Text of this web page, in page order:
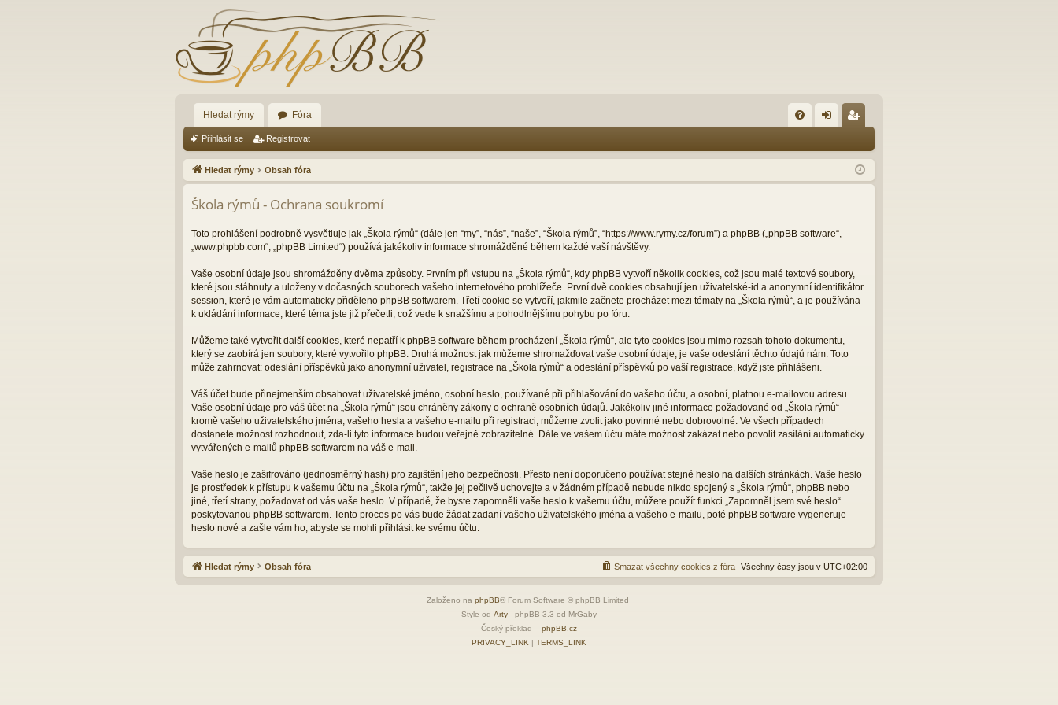
Hledat rýmy Fóra
Q lá
sit
ist
ro
Přihlásit se Registrovat
Hledat rýmy Obsah fóra
Škola rýmů - Ochrana soukromí
Toto prohlášení podrobně vysvětluje jak „Škola rýmů“ (dále jen “my”, “nás”, “naše”, “Škola rýmů”, “https://www.rymy.cz/forum”) a phpBB („phpBB software“,
„www.phpbb.com“, „phpBB Limited“) používá jakékoliv informace shromážděné během každé vaší návštěvy.
Vaše osobní údaje jsou shromážděny dvěma způsoby. Prvním při vstupu na „Škola rýmů“, kdy phpBB vytvoří několik cookies, což jsou malé textové soubory,
které jsou stáhnuty a uloženy v dočasných souborech vašeho internetového prohlížeče. První dvě cookies obsahují jen uživatelské-id a anonymní identifikátor
session, které je vám automaticky přiděleno phpBB softwarem. Třetí cookie se vytvoří, jakmile začnete procházet mezi tématy na „Škola rýmů“, a je používána
k ukládání informace, které téma jste již přečetli, což vede k snažšímu a pohodlnějšímu pohybu po fóru.
Můžeme také vytvořit další cookies, které nepatří k phpBB software během procházení „Škola rýmů“, ale tyto cookies jsou mimo rozsah tohoto dokumentu,
který se zaobírá jen soubory, které vytvořilo phpBB. Druhá možnost jak můžeme shromažďovat vaše osobní údaje, je vaše odeslání těchto údajů nám. Toto
může zahrnovat: odeslání příspěvků jako anonymní uživatel, registrace na „Škola rýmů“ a odeslání příspěvků po vaší registrace, když jste přihlášeni.
Váš účet bude přinejmenším obsahovat uživatelské jméno, osobní heslo, používané při přihlašování do vašeho účtu, a osobní, platnou e-mailovou adresu.
Vaše osobní údaje pro váš účet na „Škola rýmů“ jsou chráněny zákony o ochraně osobních údajů. Jakékoliv jiné informace požadované od „Škola rýmů“
kromě vašeho uživatelského jména, vašeho hesla a vašeho e-mailu při registraci, můžeme zvolit jako povinné nebo dobrovolné. Ve všech případech
dostanete možnost rozhodnout, zda-li tyto informace budou veřejně zobrazitelné. Dále ve vašem účtu máte možnost zakázat nebo povolit zasílání automaticky
vytvářených e-mailů phpBB softwarem na váš e-mail.
Vaše heslo je zašifrováno (jednosměrný hash) pro zajištění jeho bezpečnosti. Přesto není doporučeno používat stejné heslo na dalších stránkách. Vaše heslo
je prostředek k přístupu k vašemu účtu na „Škola rýmů“, takže jej pečlivě uchovejte a v žádném případě nebude nikdo spojený s „Škola rýmů“, phpBB nebo
jiné, třetí strany, požadovat od vás vaše heslo. V případě, že byste zapomněli vaše heslo k vašemu účtu, můžete použít funkci „Zapomněl jsem své heslo“
poskytovanou phpBB softwarem. Tento proces po vás bude žádat zadaní vašeho uživatelského jména a vašeho e-mailu, poté phpBB software vygeneruje
heslo nové a zašle vám ho, abyste se mohli přihlásit ke svému účtu.
Hledat rýmy Obsah fóra Všechny časy jsou v UTC+02:00
Smazat všechny cookies z fóra
Založeno na phpBB® Forum Software © phpBB Limited
Style od Arty - phpBB 3.3 od MrGaby
Český překlad – phpBB.cz
PRIVACY_LINK | TERMS_LINK